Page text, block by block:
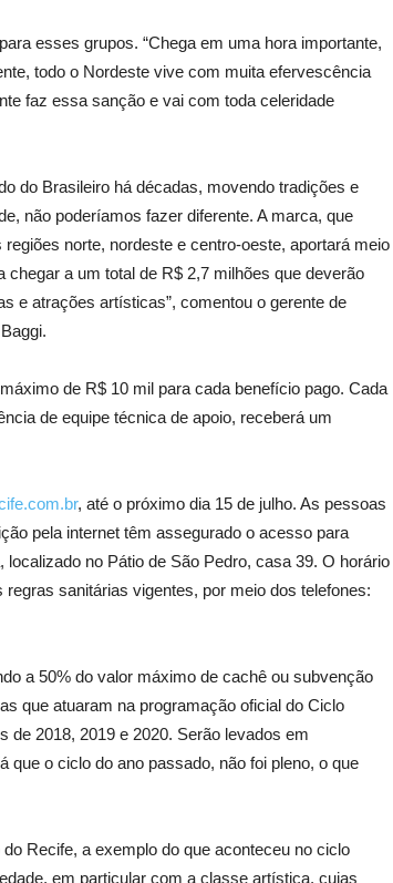
esses grupos. “Chega em uma hora importante,
todo o Nordeste vive com muita efervescência
faz essa sanção e vai com toda celeridade
do Brasileiro há décadas, movendo tradições e
não poderíamos fazer diferente. A marca, que
norte, nordeste e centro-oeste, aportará meio
a um total de R$ 2,7 milhões que deverão
e atrações artísticas”, comentou o gerente de
de R$ 10 mil para cada benefício pago. Cada
de equipe técnica de apoio, receberá um
, até o próximo dia 15 de julho. As pessoas
pela internet têm assegurado o acesso para
no Pátio de São Pedro, casa 39. O horário
sanitárias vigentes, por meio dos telefones:
a 50% do valor máximo de cachê ou subvenção
que atuaram na programação oficial do Ciclo
de 2018, 2019 e 2020. Serão levados em
o ciclo do ano passado, não foi pleno, o que
Recife, a exemplo do que aconteceu no ciclo
em particular com a classe artística, cujas